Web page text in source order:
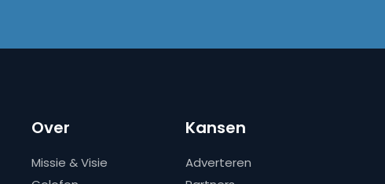
Over
Missie & Visie
Kansen
Adverteren